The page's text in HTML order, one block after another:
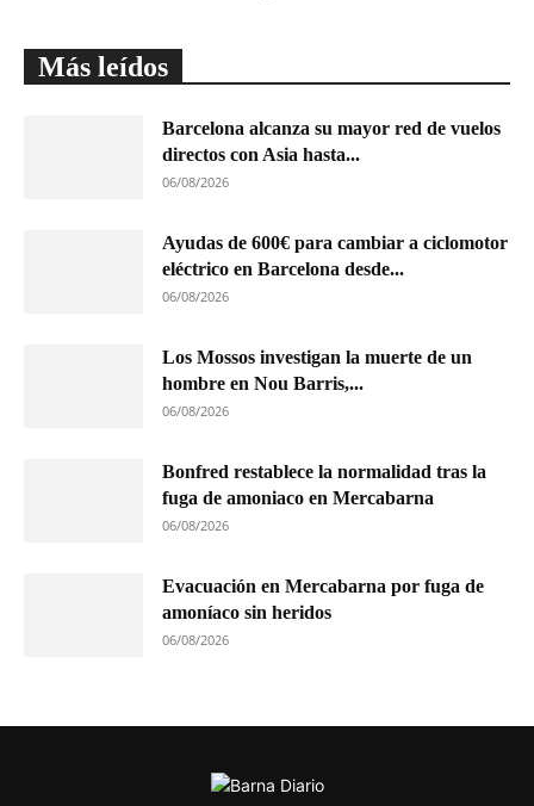
Más leídos
Barcelona alcanza su mayor red de vuelos
directos con Asia hasta...
06/08/2026
Ayudas de 600€ para cambiar a ciclomotor
eléctrico en Barcelona desde...
06/08/2026
Los Mossos investigan la muerte de un
hombre en Nou Barris,...
06/08/2026
Bonfred restablece la normalidad tras la
fuga de amoniaco en Mercabarna
06/08/2026
Evacuación en Mercabarna por fuga de
amoníaco sin heridos
06/08/2026